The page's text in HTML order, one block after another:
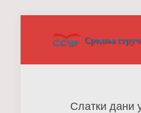
Слатки дани